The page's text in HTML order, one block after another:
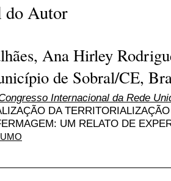
do Autor
Ana Hirley
de Sobral/CE,
Internacional da Rede
DA
UM RELATO DE